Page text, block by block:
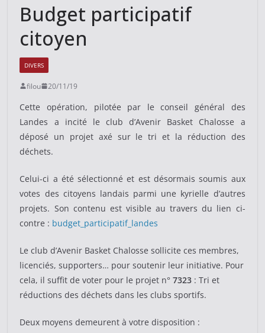
Budget participatif
citoyen
DIVERS
filou 20/11/19
Cette opération, pilotée par le conseil général des
Landes a incité le club d’Avenir Basket Chalosse a
déposé un projet axé sur le tri et la réduction des
déchets.
Celui-ci a été sélectionné et est désormais soumis aux
votes des citoyens landais parmi une kyrielle d’autres
projets. Son contenu est visible au travers du lien ci-
contre : budget_participatif_landes
Le club d’Avenir Basket Chalosse sollicite ces membres,
licenciés, supporters… pour soutenir leur initiative. Pour
cela, il suffit de voter pour le projet n°7323 : Tri et
réductions des déchets dans les clubs sportifs.
Deux moyens demeurent à votre disposition :